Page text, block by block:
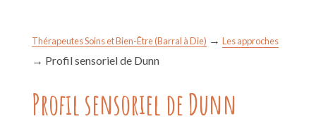
Thérapeutes Soins et Bien-Être (Barral à Die) → Les approches
→ Profil sensoriel de Dunn
Profil sensoriel de Dunn